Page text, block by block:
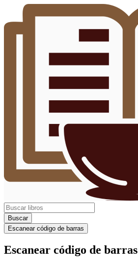
Buscar
Escanear código de barras
Escanear código de barras